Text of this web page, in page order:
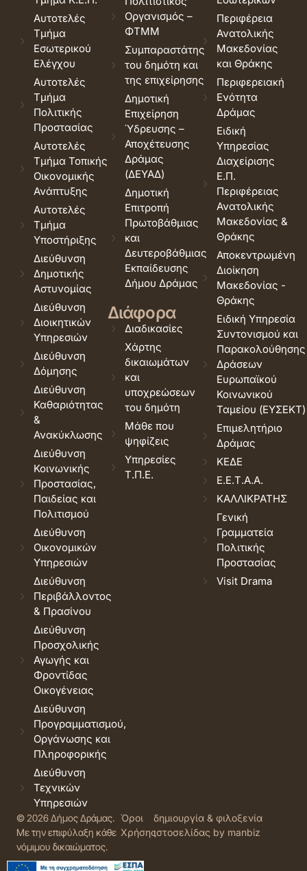
Αυτοτελές
Τμήμα
Εσωτερικού
Ελέγχου
Αυτοτελές
Τμήμα
Πολιτικής
Προστασίας
Αυτοτελές
Τμήμα Τοπικής
Οικονομικής
Ανάπτυξης
Αυτοτελές
Τμήμα
Υποστήριξης
Διεύθυνση
Δημοτικής
Αστυνομίας
Διεύθυνση
Διοικητικών
Υπηρεσιών
Διεύθυνση
Δόμησης
Διεύθυνση
Καθαριότητας
&
Ανακύκλωσης
Διεύθυνση
Κοινωνικής
Προστασίας,
Παιδείας και
Πολιτισμού
Διεύθυνση
Οικονομικών
Υπηρεσιών
Διεύθυνση
Περιβάλλοντος
& Πρασίνου
Διεύθυνση
Προσχολικής
Αγωγής και
Φροντίδας
Οικογένειας
Διεύθυνση
Προγραμματισμού,
Οργάνωσης και
Πληροφορικής
Διεύθυνση
Τεχνικών
Υπηρεσιών
Οργανισμός –
ΦΤΜΜ
Συμπαραστάτης
του δημότη και
της επιχείρησης
Δημοτική
Επιχείρηση
Ύδρευσης –
Αποχέτευσης
Δράμας
(ΔΕΥΑΔ)
Δημοτική
Επιτροπή
Πρωτοβάθμιας
και
Δευτεροβάθμιας
Εκπαίδευσης
Δήμου Δράμας
Διάφορα
Διαδικασίες
Χάρτης
δικαιωμάτων
και
υποχρεώσεων
του δημότη
Μάθε που
ψηφίζεις
Υπηρεσίες
Τ.Π.Ε.
Περιφέρεια
Ανατολικής
Μακεδονίας
και Θράκης
Περιφερειακή
Ενότητα
Δράμας
Ειδική
Υπηρεσίας
Διαχείρισης
Ε.Π.
Περιφέρειας
Ανατολικής
Μακεδονίας &
Θράκης
Αποκεντρωμένη
Διοίκηση
Μακεδονίας -
Θράκης
Ειδική Υπηρεσία
Συντονισμού και
Παρακολούθησης
Δράσεων
Ευρωπαϊκού
Κοινωνικού
Ταμείου (ΕΥΣΕΚΤ)
Επιμελητήριο
Δράμας
ΚΕΔΕ
Ε.Ε.Τ.Α.Α.
ΚΑΛΛΙΚΡΑΤΗΣ
Γενική
Γραμματεία
Πολιτικής
Προστασίας
Visit Drama
© 2026 Δήμος Δράμας.
Με την επιφύλαξη κάθε
νόμιμου δικαιώματος.
Όροι
Χρήσης
δημιουργία & φιλοξενία
ιστοσελίδας by manbiz